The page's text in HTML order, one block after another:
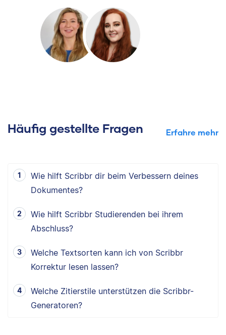
Häufig gestellte Fragen Erfahre mehr
Wie hilft Scribbr dir beim Verbessern deines
Dokumentes?
Wie hilft Scribbr Studierenden bei ihrem
Abschluss?
Welche Textsorten kann ich von Scribbr
Korrektur lesen lassen?
Welche Zitierstile unterstützen die Scribbr-
Generatoren?